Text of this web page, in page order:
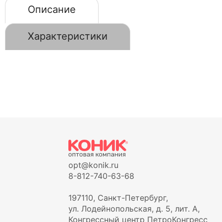
Описание
Характеристики
opt@konik.ru
8-812-740-63-68
197110, Санкт-Петербург,
ул. Лодейнопольская, д. 5, лит. А,
Конгрессный центр ПетроКонгресс